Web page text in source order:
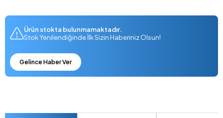
Ürün stokta bulunmamaktadır.
Stok Yenilendiğinde İlk Sizin Haberiniz Olsun!
Gelince Haber Ver